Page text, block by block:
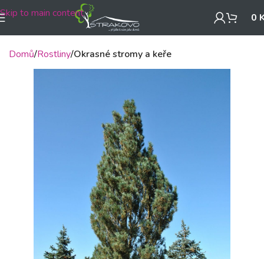
Skip to main content 0
Domů Rostliny Okrasné stromy a keře